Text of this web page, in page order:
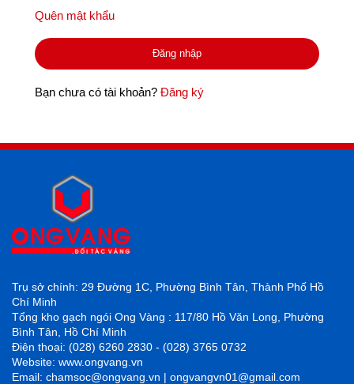
Quên mật khẩu
Bạn chưa có tài khoản? Đăng ký
Trụ sở chính: 29 Đường 1C, Phường Bình Tân, Thành Phố Hồ
Chí Minh
Tổng kho gạch ngói Ong Vàng : 117/80 Hồ Văn Long, Phường
Bình Tân, Hồ Chí Minh
Điện thoại: (028) 6260 2830 - (028) 3765 0732
Website: www.ongvang.vn
Email: chamsoc@ongvang.vn | ongvangvn01@gmail.com